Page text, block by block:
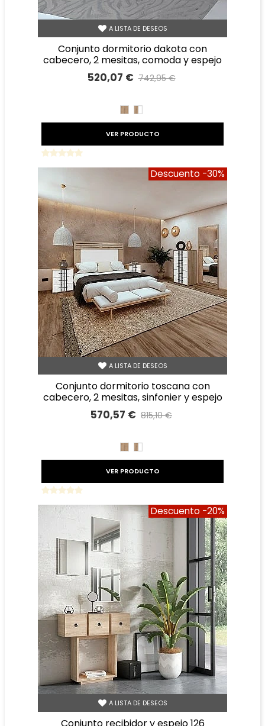
A LISTA DE DESEOS
conjunto dormitorio dakota con
cabecero, 2 mesitas, comoda y espejo
520,07 € 742,95 €
ROBLEROBLE
VER PRODUCTO
Descuento -30%
A LISTA DE DESEOS
conjunto dormitorio toscana con
cabecero, 2 mesitas, sinfonier y espejo
570,57 € 815,10 €
ROBLEROBLE
VER PRODUCTO
Descuento -20%
A LISTA DE DESEOS